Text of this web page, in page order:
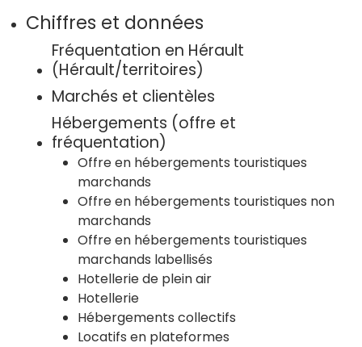
Chiffres et données
Fréquentation en Hérault
(Hérault/territoires)
Marchés et clientèles
Hébergements (offre et
fréquentation)
Offre en hébergements touristiques
marchands
Offre en hébergements touristiques non
marchands
Offre en hébergements touristiques
marchands labellisés
Hotellerie de plein air
Hotellerie
Hébergements collectifs
Locatifs en plateformes